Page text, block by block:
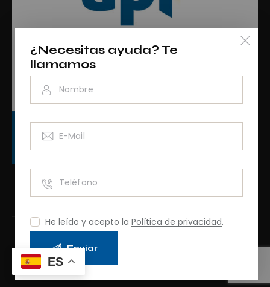
Ocio Azul Internacional
¿Necesitas ayuda? Te
llamamos
He leído y acepto laPolítica de privacidad.
ES